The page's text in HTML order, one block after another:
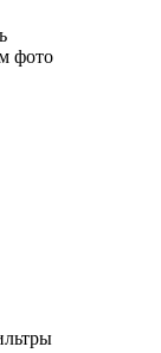
фото